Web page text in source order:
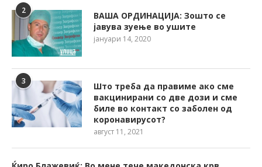
2
ВАША ОРДИНАЦИЈА: Зошто се
јавува зуење во ушите
јануари 14, 2020
3
Што треба да правиме ако сме
вакцинирани со две дози и сме
биле во контакт со заболен од
коронавирусот?
август 11, 2021